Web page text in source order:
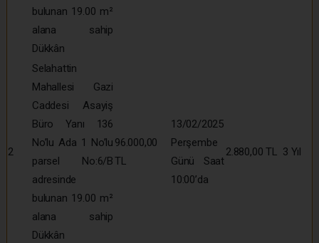
bulunan 19.00 m²
alana sahip
Dükkân
2
Selahattin
Mahallesi Gazi
Caddesi Asayiş
Büro Yanı 136
No’lu Ada 1 No’lu
parsel No:6/B
adresinde
bulunan 19.00 m²
alana sahip
Dükkân
96.000,00
TL
13/02/2025
Perşembe
Günü Saat
10:00’da
2.880,00 TL 3 Yıl